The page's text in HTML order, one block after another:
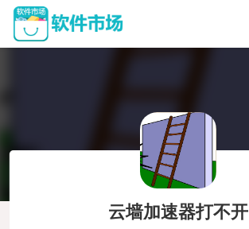
云墙加速器打不开